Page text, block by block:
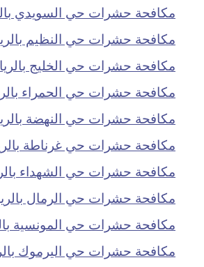
مكافحة حشرات حي السويدي
مكافحة حشرات حي النظيم
مكافحة حشرات حي الخليج
مكافحة حشرات حي الحمراء
مكافحة حشرات حي النهضة
مكافحة حشرات حي غرناطة
مكافحة حشرات حي الشهداء
مكافحة حشرات حي الرمال
مكافحة حشرات حي المونسية
مكافحة حشرات حي اليرموك